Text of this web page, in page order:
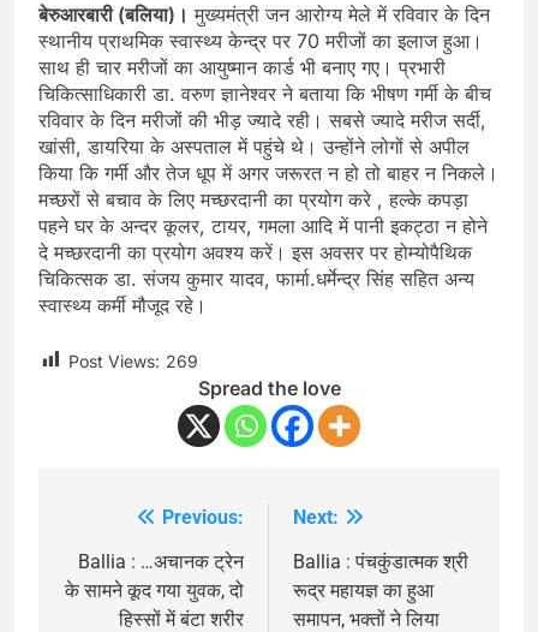
बेरुआरबारी (बलिया)। मुख्यमंत्री जन आरोग्य मेले में रविवार के दिन
स्थानीय प्राथमिक स्वास्थ्य केन्द्र पर 70 मरीजों का इलाज हुआ।
साथ ही चार मरीजों का आयुष्मान कार्ड भी बनाए गए। प्रभारी
चिकित्साधिकारी डा. वरुण ज्ञानेश्वर ने बताया कि भीषण गर्मी के बीच
रविवार के दिन मरीजों की भीड़ ज्यादे रही। सबसे ज्यादे मरीज सर्दी,
खांसी, डायरिया के अस्पताल में पहुंचे थे। उन्होंने लोगों से अपील
किया कि गर्मी और तेज धूप में अगर जरूरत न हो तो बाहर न निकले।
मच्छरों से बचाव के लिए मच्छरदानी का प्रयोग करे , हल्के कपड़ा
पहने घर के अन्दर कूलर, टायर, गमला आदि में पानी इकट्ठा न होने
दे मच्छरदानी का प्रयोग अवश्य करें। इस अवसर पर होम्योपैथिक
चिकित्सक डा. संजय कुमार यादव, फार्मा.धर्मेन्द्र सिंह सहित अन्य
स्वास्थ्य कर्मी मौजूद रहे।
Post Views: 269
Spread the love
navigation
Previous:
Ballia : …अचानक ट्रेन
के सामने कूद गया युवक, दो
हिस्सों में बंटा शरीर
Next:
Ballia : पंचकुंडात्मक श्री
रूद्र महायज्ञ का हुआ
समापन, भक्तों ने लिया